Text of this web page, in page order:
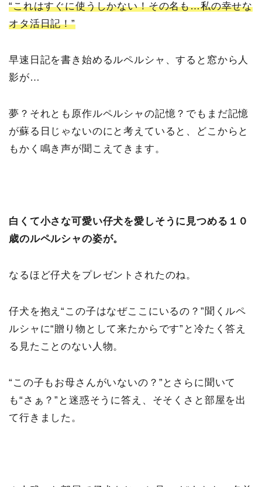
“これはすぐに使うしかない！その名も…私の幸せな
オタ活日記！”
早速日記を書き始めるルペルシャ、すると窓から人
影が…
夢？それとも原作ルペルシャの記憶？でもまだ記憶
が蘇る日じゃないのにと考えていると、どこからと
もかく鳴き声が聞こえてきます。
白くて小さな可愛い仔犬を愛しそうに見つめる１０
歳のルペルシャの姿が。
なるほど仔犬をプレゼントされたのね。
仔犬を抱え“この子はなぜここにいるの？”聞くルペ
ルシャに“贈り物として来たからです”と冷たく答え
る見たことのない人物。
“この子もお母さんがいないの？”とさらに聞いて
も“さぁ？”と迷惑そうに答え、そそくさと部屋を出
て行きました。